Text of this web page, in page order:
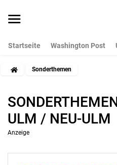
Startseite Washington Post
Sonderthemen
ULM / NEU-ULM
Anzeige